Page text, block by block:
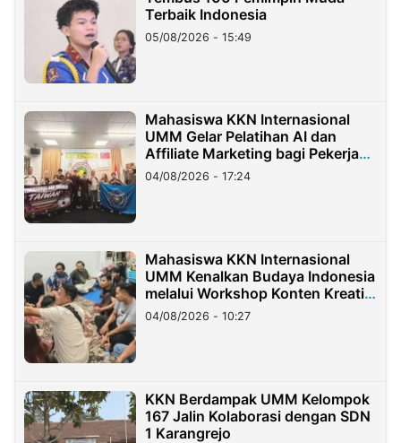
Terbaik Indonesia
05/08/2026 - 15:49
Mahasiswa KKN Internasional
UMM Gelar Pelatihan AI dan
Affiliate Marketing bagi Pekerja
Migran Indonesia di Taiwan
04/08/2026 - 17:24
Mahasiswa KKN Internasional
UMM Kenalkan Budaya Indonesia
melalui Workshop Konten Kreatif
di Taiwan
04/08/2026 - 10:27
KKN Berdampak UMM Kelompok
167 Jalin Kolaborasi dengan SDN
1 Karangrejo